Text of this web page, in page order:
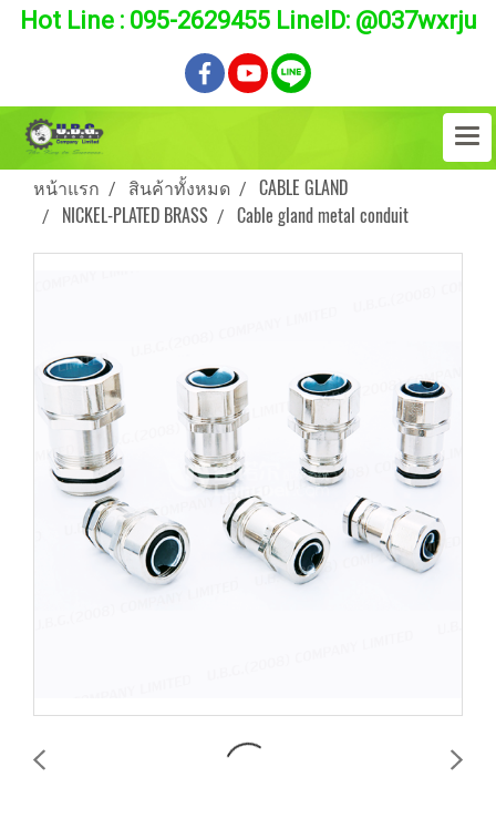
Hot Line : 095-2629455 LineID: @037wxrju
หน้าแรก สินค้าทั้งหมด
CABLE GLAND
NICKEL-PLATED BRASS
Cable gland metal conduit